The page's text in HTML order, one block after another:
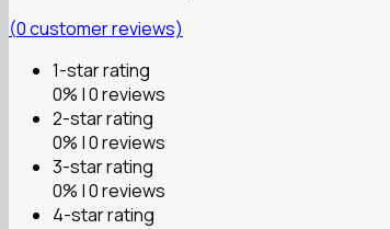
(0customer reviews)
1-star rating
0% | 0 reviews
2-star rating
0% | 0 reviews
3-star rating
0% | 0 reviews
4-star rating